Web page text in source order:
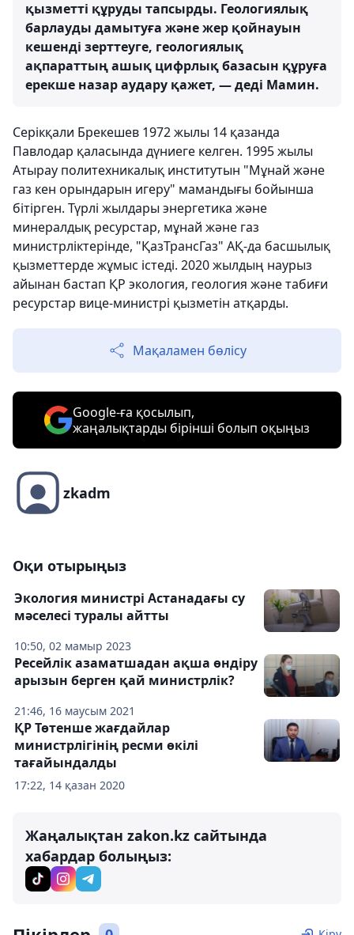
қызметті құруды тапсырды. Геологиялық
барлауды дамытуға және жер қойнауын
кешенді зерттеуге, геологиялық
ақпараттың ашық цифрлық базасын құруға
ерекше назар аудару қажет, — деді Мамин.
Серікқали Брекешев 1972 жылы 14 қазанда
Павлодар қаласында дүниеге келген. 1995 жылы
Атырау политехникалық институтын "Мұнай және
газ кен орындарын игеру" мамандығы бойынша
бітірген. Түрлі жылдары энергетика және
минералдық ресурстар, мұнай және газ
министрліктерінде, "ҚазТрансГаз" АҚ-да басшылық
қызметтерде жұмыс істеді. 2020 жылдың наурыз
айынан бастап ҚР экология, геология және табиғи
ресурстар вице-министрі қызметін атқарды.
Мақаламен бөлісу
Google-ға қосылып,
жаңалықтарды бірінші болып оқыңыз
zkadm
Оқи отырыңыз
10:50, 02 мамыр 2023
Экология министрі Астанадағы су
мәселесі туралы айтты
21:46, 16 маусым 2021
Ресейлік азаматшадан ақша өндіру
арызын берген қай министрлік?
17:22, 14 қазан 2020
ҚР Төтенше жағдайлар
министрлігінің ресми өкілі
тағайындалды
Жаңалықтан zakon.kz сайтында
хабардар болыңыз: